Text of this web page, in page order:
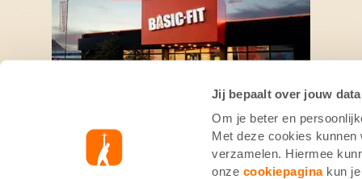
Jij bepaalt over jouw data
Om je beter en
Met deze cookies kunnen
verzamelen. Hiermee
onze cookiepaginakun je
Schwabenheimer Weg 24/7
Schwabenheimer Weg 103,Bad
Kreuznach